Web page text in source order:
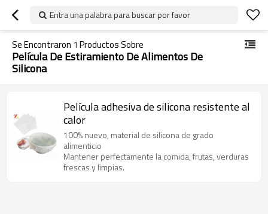
Entra una palabra para buscar por favor
Se Encontraron 1 Productos Sobre
Película De Estiramiento De Alimentos De
Silicona
Película adhesiva de silicona resistente al
calor
100% nuevo, material de silicona de grado
alimenticio
Mantener perfectamente la comida, frutas, verduras
frescas y limpias.